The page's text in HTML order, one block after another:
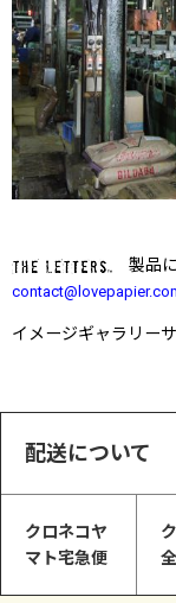
製品
イメージギャラリー
配送について
クロネコヤ
マト宅急便